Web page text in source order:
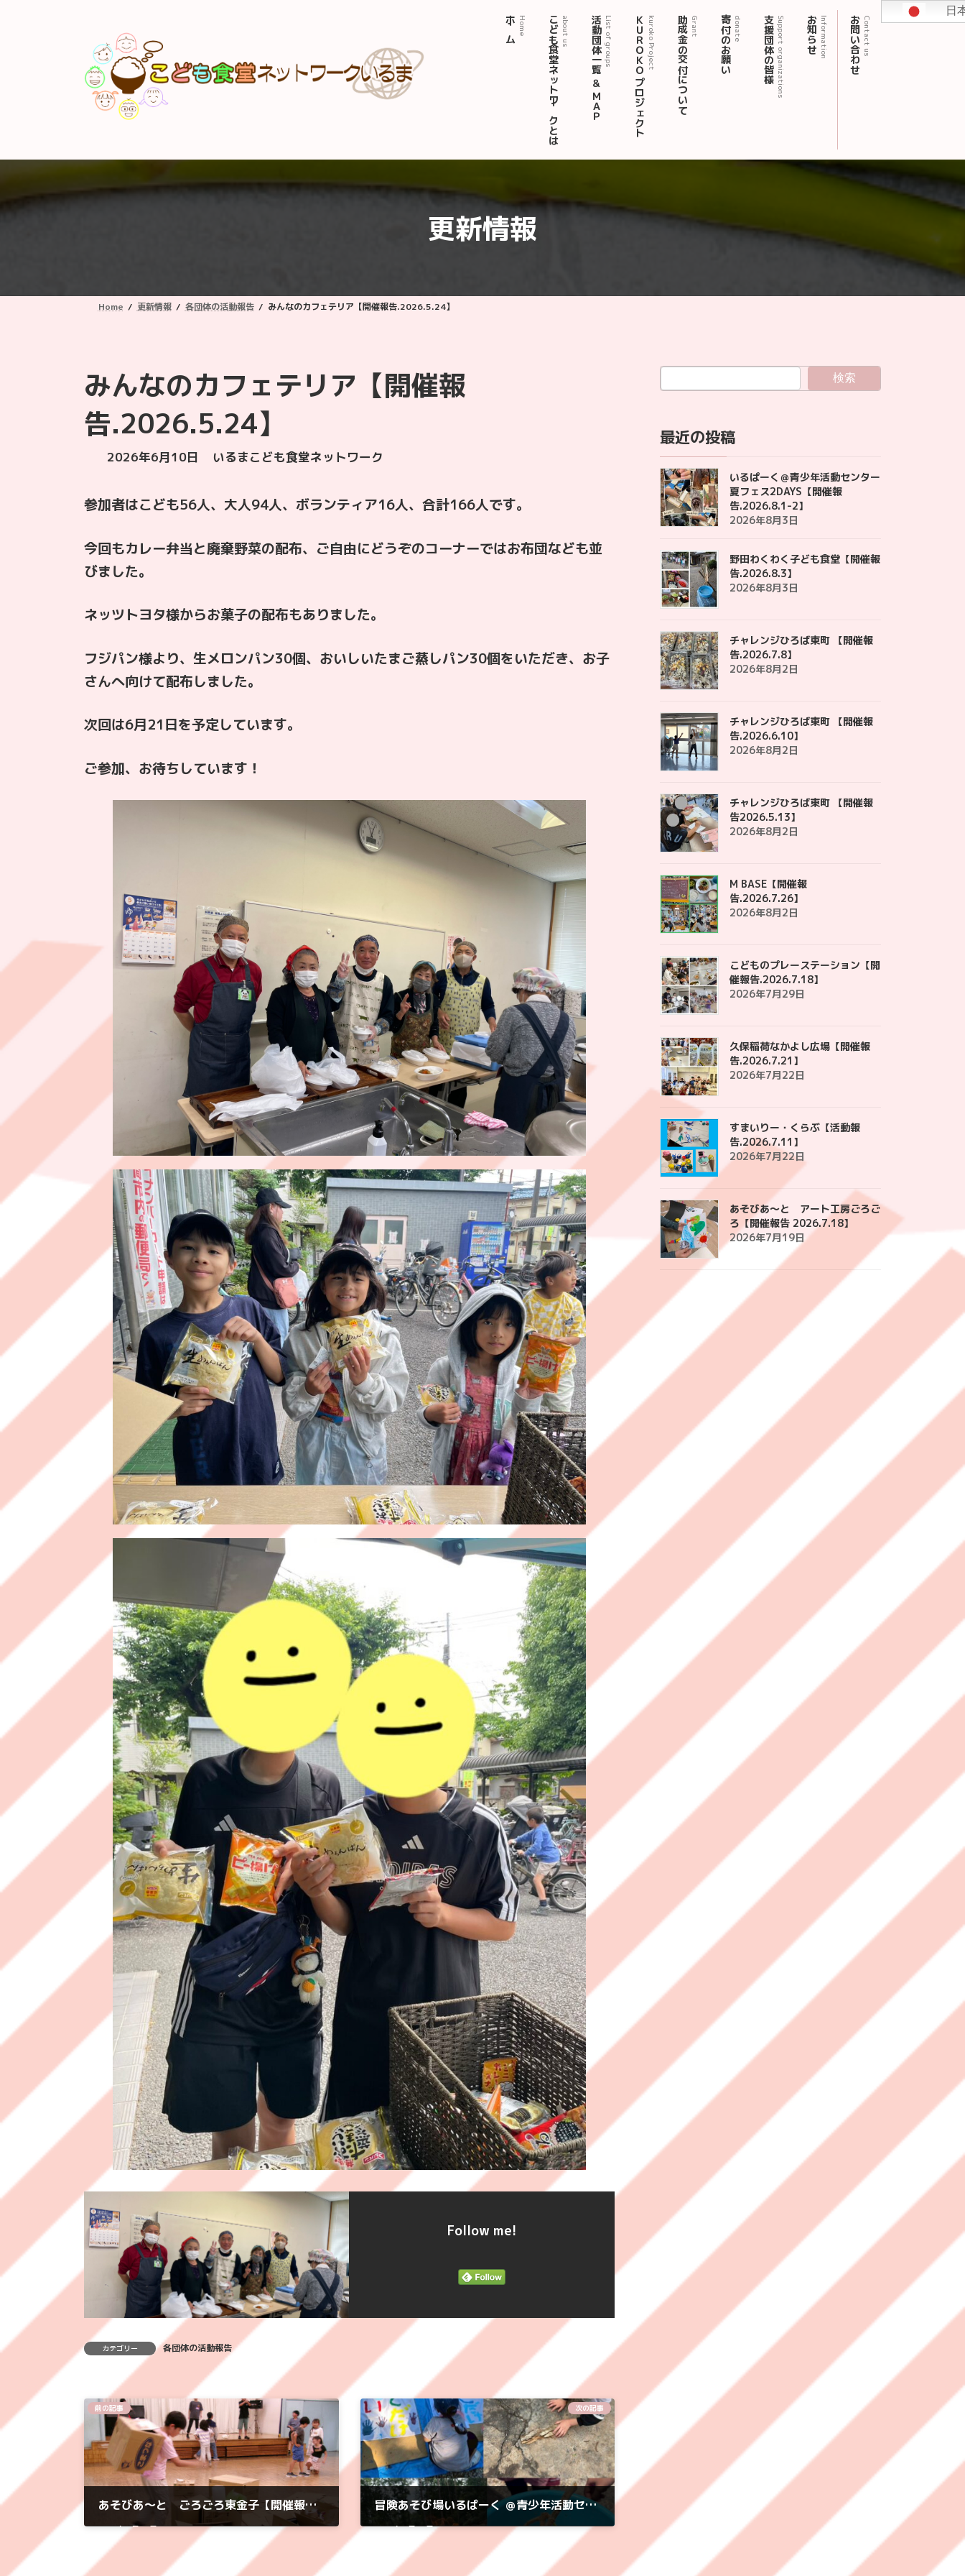
ホーム Home こども食堂ネットワークとはabout us 活動団体一覧 ＆ ＭＡＰList of groups ＫＵＲＯＫＯ プロジェクトkuroko Project 助成金の交付についてGrant 寄付のお願いdonate 支援団体の皆様Support organizations お知らせInformation お問い合わせContact us
日
更新情報
Home 更新情報 各団体の活動報告 みんなのカフェテリア【開催報告.2026.5.24】
みんなのカフェテリア【開催報
告.2026.5.24】
最
新
時
:
2026年6月10日 いるまこども食堂ネットワーク
参加者はこども56人、大人94人、ボランティア16人、合計166人です。
今回もカレー弁当と廃棄野菜の配布、ご自由にどうぞのコーナーではお布団なども並
びました。
ネッツトヨタ様からお菓子の配布もありました。
フジパン様より、生メロンパン30個、おいしいたまご蒸しパン30個をいただき、お子
さんへ向けて配布しました。
次回は6月21日を予定しています。
ご参加、お待ちしています！
Follow me!
カテゴリー 各団体の活動報告
前の記事
あそびあ〜と ごろごろ東金子【開催報告. 2026.6.8】
2026年6月10日
次の記事
冒険あそび場いるぱーく ＠青少年活動センター【開催報告.2026.6.6】
2026年6月10日
検索
最近の投稿
いるぱーく＠青少年活動センター
夏フェス2DAYS【開催報
告.2026.8.1-2】
2026年8月3日
野田わくわく子ども食堂【開催報
告.2026.8.3】
2026年8月3日
チャレンジひろば東町 【開催報
告.2026.7.8】
2026年8月2日
チャレンジひろば東町 【開催報
告.2026.6.10】
2026年8月2日
チャレンジひろば東町 【開催報
告2026.5.13】
2026年8月2日
M BASE【開催報
告.2026.7.26】
2026年8月2日
こどものプレーステーション【開
催報告.2026.7.18】
2026年7月29日
久保稲荷なかよし広場【開催報
告.2026.7.21】
2026年7月22日
すまいりー・くらぶ【活動報
告.2026.7.11】
2026年7月22日
あそびあ〜と アート工房ごろご
ろ【開催報告 2026.7.18】
2026年7月19日